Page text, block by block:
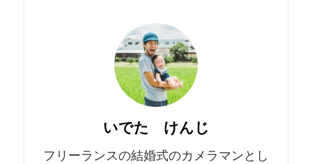
いでた けんじ
フリーランスの結婚式のカメラマンとし